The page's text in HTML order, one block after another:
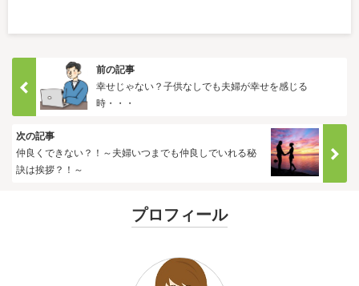
前の記事
幸せじゃない？子供なしでも夫婦が幸せを感じる
時・・・
次の記事
仲良くできない？！～夫婦いつまでも仲良しでいれる秘
訣は挨拶？！～
プロフィール